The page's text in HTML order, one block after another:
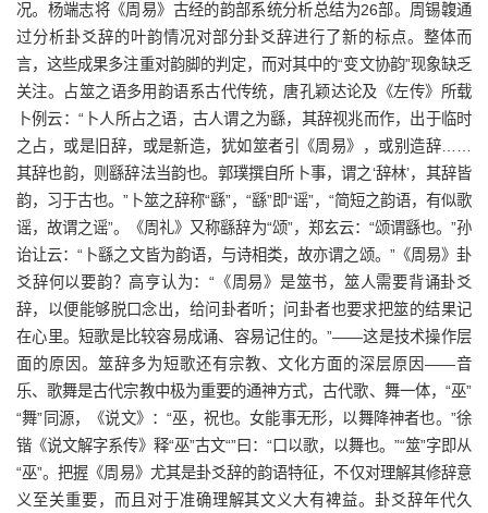
况。杨端志将《周易》古经的韵部系统分析总结为26部。周锡䪖通
过分析卦爻辞的叶韵情况对部分卦爻辞进行了新的标点。整体而
言，这些成果多注重对韵脚的判定，而对其中的“变文协韵”现象缺乏
关注。占筮之语多用韵语系古代传统，唐孔颖达论及《左传》所载
卜例云：“卜人所占之语，古人谓之为繇，其辞视兆而作，出于临时
之占，或是旧辞，或是新造，犹如筮者引《周易》，或别造辞……
其辞也韵，则繇辞法当韵也。郭璞撰自所卜事，谓之‘辞林’，其辞皆
韵，习于古也。”卜筮之辞称“繇”，“繇”即“谣”，“简短之韵语，有似歌
谣，故谓之谣”。《周礼》又称繇辞为“颂”，郑玄云：“颂谓繇也。”孙
诒让云：“卜繇之文皆为韵语，与诗相类，故亦谓之颂。”《周易》卦
爻辞何以要韵？高亨认为：“《周易》是筮书，筮人需要背诵卦爻
辞，以便能够脱口念出，给问卦者听；问卦者也要求把筮的结果记
在心里。短歌是比较容易成诵、容易记住的。”——这是技术操作层
面的原因。筮辞多为短歌还有宗教、文化方面的深层原因——音
乐、歌舞是古代宗教中极为重要的通神方式，古代歌、舞一体，“巫”
“舞”同源，《说文》：“巫，祝也。女能事无形，以舞降神者也。”徐
锴《说文解字系传》释“巫”古文“”曰：“口以歌，以舞也。”“筮”字即从
“巫”。把握《周易》尤其是卦爻辞的韵语特征，不仅对理解其修辞意
义至关重要，而且对于准确理解其文义大有裨益。卦爻辞年代久